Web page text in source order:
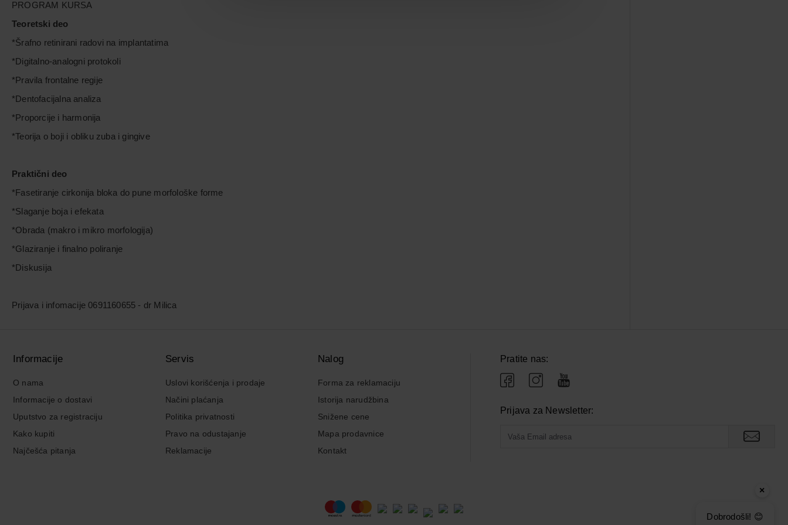
PROGRAM KURSA
Teoretski deo
*Šrafno retinirani radovi na implantatima
*Digitalno-analogni protokoli
*Pravila frontalne regije
*Dentofacijalna analiza
*Proporcije i harmonija
*Teorija o boji i obliku zuba i gingive
Praktični deo
*Fasetiranje cirkonija bloka do pune morfološke forme
*Slaganje boja i efekata
*Obrada (makro i mikro morfologija)
*Glaziranje i finalno poliranje
*Diskusija
Prijava i infomacije 0691160655 - dr Milica
Informacije
O nama
Informacije o dostavi
Uputstvo za registraciju
Kako kupiti
Najčešća pitanja
Servis
Uslovi korišćenja i prodaje
Načini plaćanja
Politika privatnosti
Pravo na odustajanje
Reklamacije
Nalog
Forma za reklamaciju
Istorija narudžbina
Snižene cene
Mapa prodavnice
Kontakt
Pratite nas:
Prijava za Newsletter:
×
Dobrodošli! 😊